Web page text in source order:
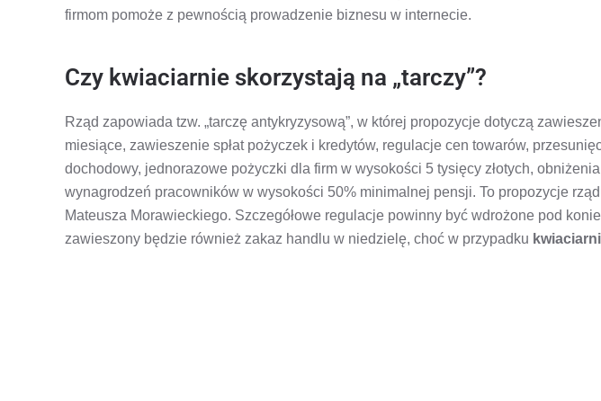
firmom pomoże z pewnością prowadzenie biznesu w internecie.
Czy kwiaciarnie skorzystają na „tarczy”?
Rząd zapowiada tzw. „tarczę antykryzysową”, w której propozycje dotyczą
miesiące, zawieszenie spłat pożyczek i kredytów, regulacje cen towarów,
dochodowy, jednorazowe pożyczki dla firm w wysokości 5 tysięcy złotych,
wynagrodzeń pracowników w wysokości 50% minimalnej pensji. To propozycje
Mateusza Morawieckiego. Szczegółowe regulacje powinny być wdrożone pod
zawieszony będzie również zakaz handlu w niedzielę, choć w przypadku kwiaciarni